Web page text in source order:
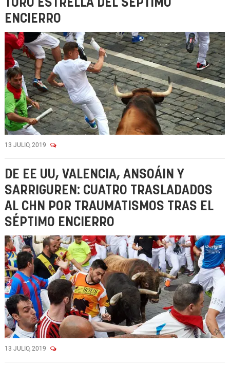
TORO ESTRELLA DEL SÉPTIMO
ENCIERRO
13 JULIO, 2019
DE EE UU, VALENCIA, ANSOÁIN Y
SARRIGUREN: CUATRO TRASLADADOS
AL CHN POR TRAUMATISMOS TRAS EL
SÉPTIMO ENCIERRO
13 JULIO, 2019